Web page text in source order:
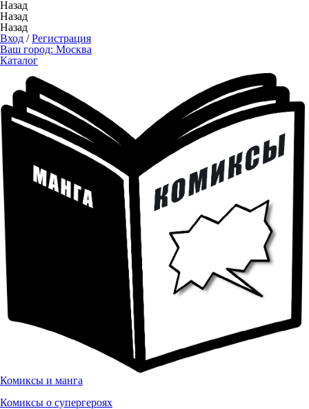
Назад
Назад
Назад
Вход /Регистрация
Ваш город: Москва
Каталог
Комиксы и манга
Комиксы о супергероях